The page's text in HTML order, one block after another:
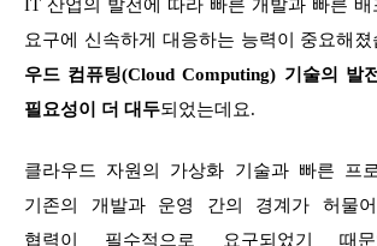
IT 산업의 발전에 따라 빠른 개발과 빠른 배
요구에 신속하게 대응하는 능력이 중요해졌
우드 컴퓨팅(Cloud Computing) 기술의 발
필요성이 더 대두되었는데요.
클라우드 자원의 가상화 기술과 빠른 프
기존의 개발과 운영 간의 경계가 허물
협력이 필수적으로 요구되었기 때